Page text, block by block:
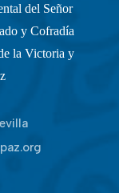
del Señor
y Cofradía
la Victoria y